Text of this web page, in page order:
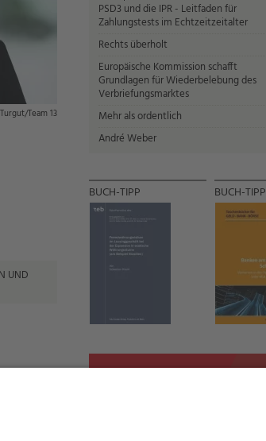
Team 13
UND
PSD3 und die IPR - Leitfaden für
Zahlungstests im Echtzeitzeitalter
Rechts überholt
Europäische Kommission schafft
Grundlagen für Wiederbelebung des
Verbriefungsmarktes
Mehr als ordentlich
André Weber
BUCH-TIPP BUCH-TIPP